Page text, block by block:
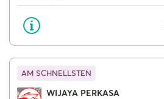
AM SCHNELLSTEN
WIJAYA PERKASA